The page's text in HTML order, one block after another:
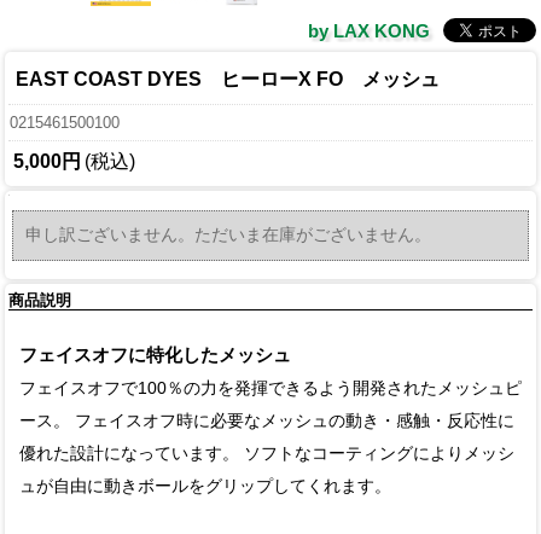
by LAX KONG
EAST COAST DYES ヒーローX FO メッシュ
0215461500100
5,000円 (税込)
申し訳ございません。ただいま在庫がございません。
商品説明
フェイスオフに特化したメッシュ
フェイスオフで100％の力を発揮できるよう開発されたメッシュピ
ース。 フェイスオフ時に必要なメッシュの動き・感触・反応性に
優れた設計になっています。 ソフトなコーティングによりメッシ
ュが自由に動きボールをグリップしてくれます。